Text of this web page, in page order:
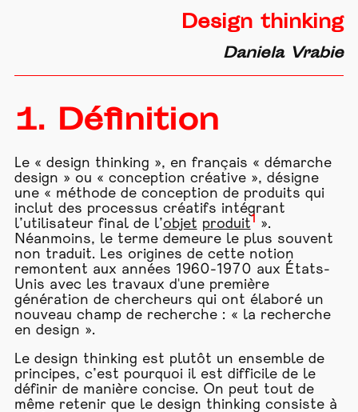
1. Définition
Le « design thinking », en français « démarche
design » ou « conception créative », désigne
une « méthode de conception de produits qui
inclut des processus créatifs intégrant
l’utilisateur final de l’objet produit1
».
Néanmoins, le terme demeure le plus souvent
non traduit. Les origines de cette notion
remontent aux années 1960-1970 aux États-
Unis avec les travaux d'une première
génération de chercheurs qui ont élaboré un
nouveau champ de recherche : « la recherche
en design ».
Le design thinking est plutôt un ensemble de
principes, c’est pourquoi il est difficile de le
définir de manière concise. On peut tout de
même retenir que le design thinking consiste à
Design thinking
Daniela Vrabie